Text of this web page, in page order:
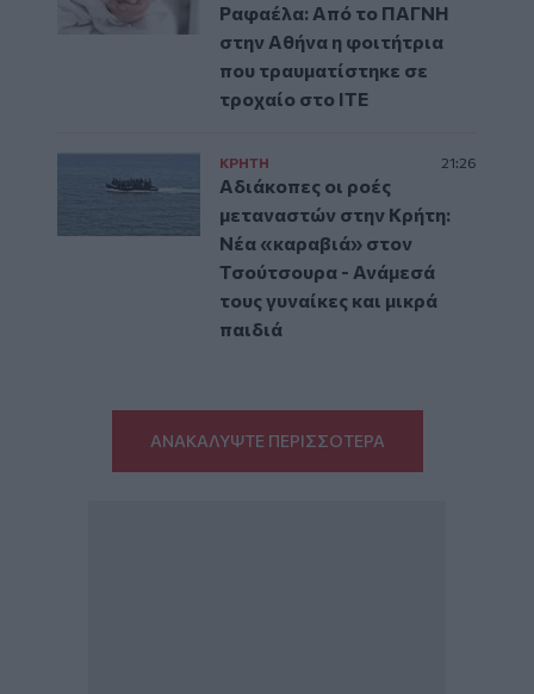
Ραφαέλα: Από το ΠΑΓΝΗ
στην Αθήνα η φοιτήτρια
που τραυματίστηκε σε
τροχαίο στο ΙΤΕ
ΚΡΗΤΗ 21:26
Αδιάκοπες οι ροές
μεταναστών στην Κρήτη:
Νέα «καραβιά» στον
Τσούτσουρα - Ανάμεσά
τους γυναίκες και μικρά
παιδιά
ΑΝΑΚΑΛΥΨΤΕ ΠΕΡΙΣΣΟΤΕΡΑ